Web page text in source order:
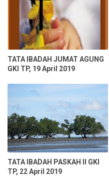
TATA IBADAH JUMAT AGUNG
GKI TP, 19 April 2019
TATA IBADAH PASKAH II GKI
TP, 22 April 2019